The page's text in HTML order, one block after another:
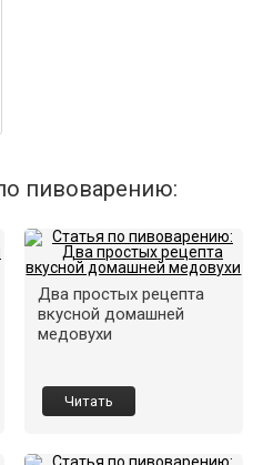
пивоварению:
Два простых рецепта
вкусной домашней
медовухи
Читать